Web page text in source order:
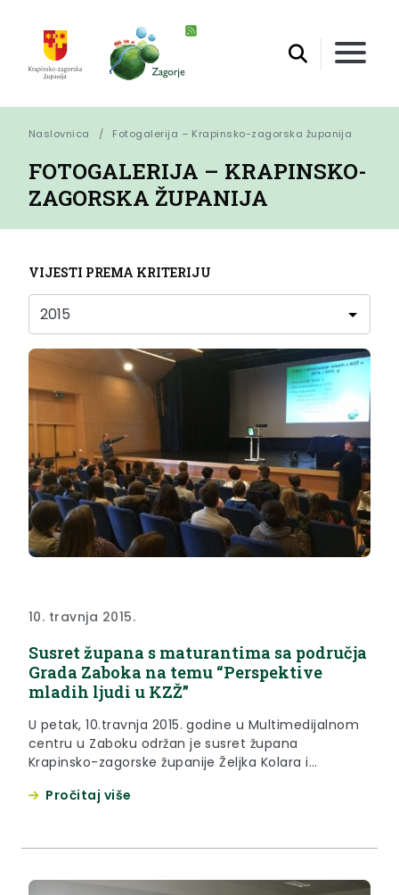
Naslovnica Fotogalerija – Krapinsko-zagorska županija
FOTOGALERIJA – KRAPINSKO-
ZAGORSKA ŽUPANIJA
VIJESTI PREMA KRITERIJU
10. travnja 2015.
Susret župana s maturantima sa područja
Grada Zaboka na temu “Perspektive
mladih ljudi u KZŽ”
U petak, 10.travnja 2015. godine u Multimedijalnom
centru u Zaboku održan je susret župana
Krapinsko-zagorske županije Željka Kolara i
srednjih škola sa područja Grada Zaboka na temu
Pročitaj više